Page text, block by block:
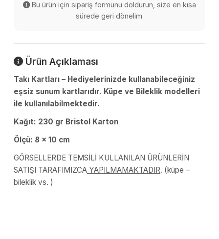
Bu ürün için sipariş formunu doldurun, size en kısa
sürede geri dönelim.
Ürün Açıklaması
Takı Kartları – Hediyelerinizde kullanabileceğiniz
eşsiz sunum kartlarıdır. Küpe ve Bileklik modelleri
ile kullanılabilmektedir.
Kağıt: 230 gr Bristol Karton
Ölçü: 8 x 10 cm
GÖRSELLERDE TEMSİLİ KULLANILAN ÜRÜNLERİN
SATIŞI TARAFIMIZCA YAPILMAMAKTADIR. (küpe –
bileklik vs. )